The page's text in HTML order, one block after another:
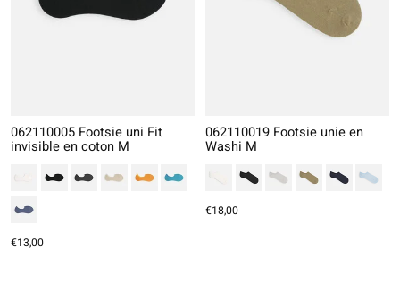
062110005 Footsie uni Fit
invisible en coton M
€13,00
062110019 Footsie unie en
Washi M
€18,00